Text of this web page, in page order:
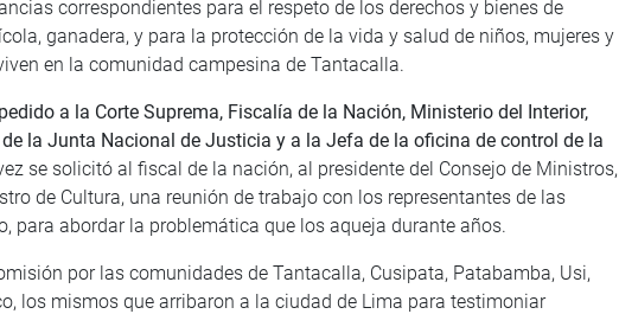
correspondientes para el respeto de los derechos y bienes de
ganadera, y para la protección de la vida y salud de niños, mujeres y
en la comunidad campesina de Tantacalla.
a la Corte Suprema, Fiscalía de la Nación, Ministerio del Interior,
la Junta Nacional de Justicia y a la Jefa de la oficina de control de la
se solicitó al fiscal de la nación, al presidente del Consejo de Ministros,
de Cultura, una reunión de trabajo con los representantes de las
para abordar la problemática que los aqueja durante años.
por las comunidades de Tantacalla, Cusipata, Patabamba, Usi,
los mismos que arribaron a la ciudad de Lima para testimoniar